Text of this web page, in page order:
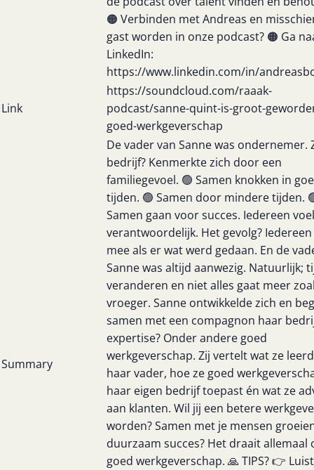
🟠 Verbinden met Andreas en
gast worden in onze podcast? 🟠 Ga
LinkedIn:
https://www.linkedin.com/in/
Link
https://soundcloud.com/raaak-
podcast/sanne-quint-is-groot-
goed-werkgeverschap
Summary
De vader van Sanne was ondernemer.
bedrijf? Kenmerkte zich door een
familiegevoel. 🟢 Samen knokken in
tijden. 🟢 Samen door mindere tijden.
Samen gaan voor succes. Iedereen
verantwoordelijk. Het gevolg?
mee als er wat werd gedaan. En de
Sanne was altijd aanwezig. Natuurlijk;
veranderen en niet alles gaat meer
vroeger. Sanne ontwikkelde zich en
samen met een compagnon haar
expertise? Onder andere goed
werkgeverschap. Zij vertelt wat ze
haar vader, hoe ze goed
haar eigen bedrijf toepast én wat ze
aan klanten. Wil jij een betere
worden? Samen met je mensen
duurzaam succes? Het draait allemaal
goed werkgeverschap. 🙏 TIPS? 👉